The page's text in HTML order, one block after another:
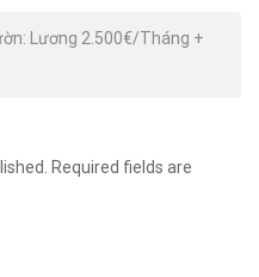
Lương 2.500€/Tháng +
Required fields are